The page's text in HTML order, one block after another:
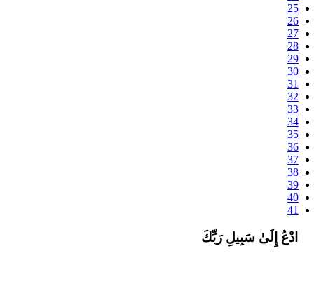
25
26
27
28
29
30
31
32
33
34
35
36
37
38
39
40
41
ادْعُ إِلَىٰ سَبِيلِ رَبِّكَ